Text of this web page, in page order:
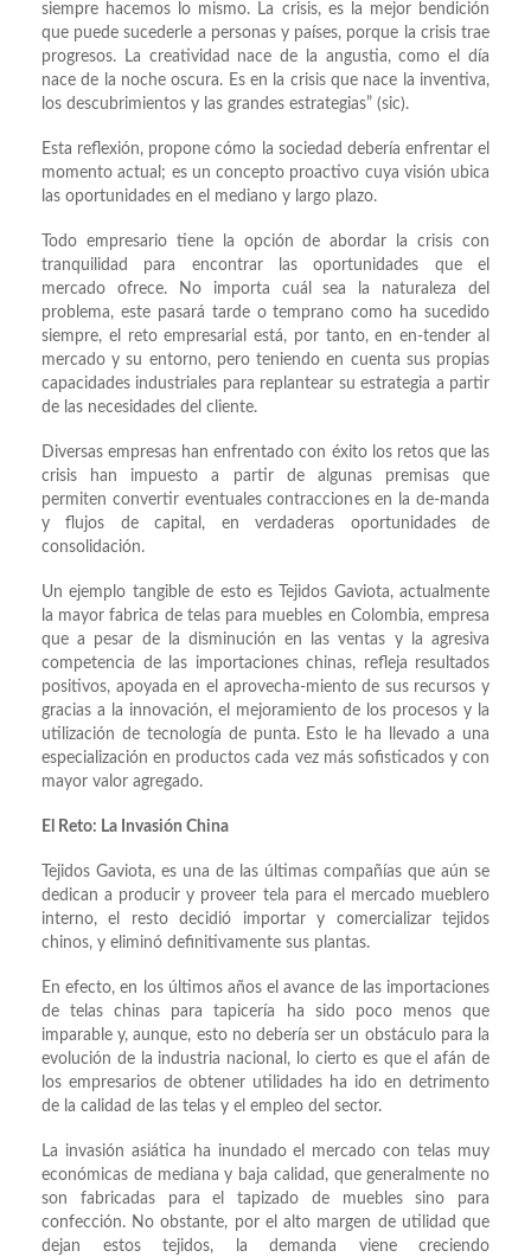
siempre hacemos lo mismo. La crisis, es la mejor bendición
que puede sucederle a personas y países, porque la crisis trae
progresos. La creatividad nace de la angustia, como el día
nace de la noche oscura. Es en la crisis que nace la inventiva,
los descubrimientos y las grandes estrategias” (sic).
Esta reﬂexión, propone cómo la sociedad debería enfrentar el
momento actual; es un concepto proactivo cuya visión ubica
las oportunidades en el mediano y largo plazo.
Todo empresario tiene la opción de abordar la crisis con
tranquilidad para encontrar las oportunidades que el
mercado ofrece. No importa cuál sea la naturaleza del
problema, este pasará tarde o temprano como ha sucedido
siempre, el reto empresarial está, por tanto, en en-tender al
mercado y su entorno, pero teniendo en cuenta sus propias
capacidades industriales para replantear su estrategia a partir
de las necesidades del cliente.
Diversas empresas han enfrentado con éxito los retos que las
crisis han impuesto a partir de algunas premisas que
permiten convertir eventuales contracciones en la de-manda
y flujos de capital, en verdaderas oportunidades de
consolidación.
Un ejemplo tangible de esto es Tejidos Gaviota, actualmente
la mayor fabrica de telas para muebles en Colombia, empresa
que a pesar de la disminución en las ventas y la agresiva
competencia de las importaciones chinas, refleja resultados
positivos, apoyada en el aprovecha-miento de sus recursos y
gracias a la innovación, el mejoramiento de los procesos y la
utilización de tecnología de punta. Esto le ha llevado a una
especialización en productos cada vez más sofisticados y con
mayor valor agregado.
El Reto: La Invasión China
Tejidos Gaviota, es una de las últimas compañías que aún se
dedican a producir y proveer tela para el mercado mueblero
interno, el resto decidió importar y comercializar tejidos
chinos, y eliminó definitivamente sus plantas.
En efecto, en los últimos años el avance de las importaciones
de telas chinas para tapicería ha sido poco menos que
imparable y, aunque, esto no debería ser un obstáculo para la
evolución de la industria nacional, lo cierto es que el afán de
los empresarios de obtener utilidades ha ido en detrimento
de la calidad de las telas y el empleo del sector.
La invasión asiática ha inundado el mercado con telas muy
económicas de mediana y baja calidad, que generalmente no
son fabricadas para el tapizado de muebles sino para
confección. No obstante, por el alto margen de utilidad que
dejan estos tejidos, la demanda viene creciendo